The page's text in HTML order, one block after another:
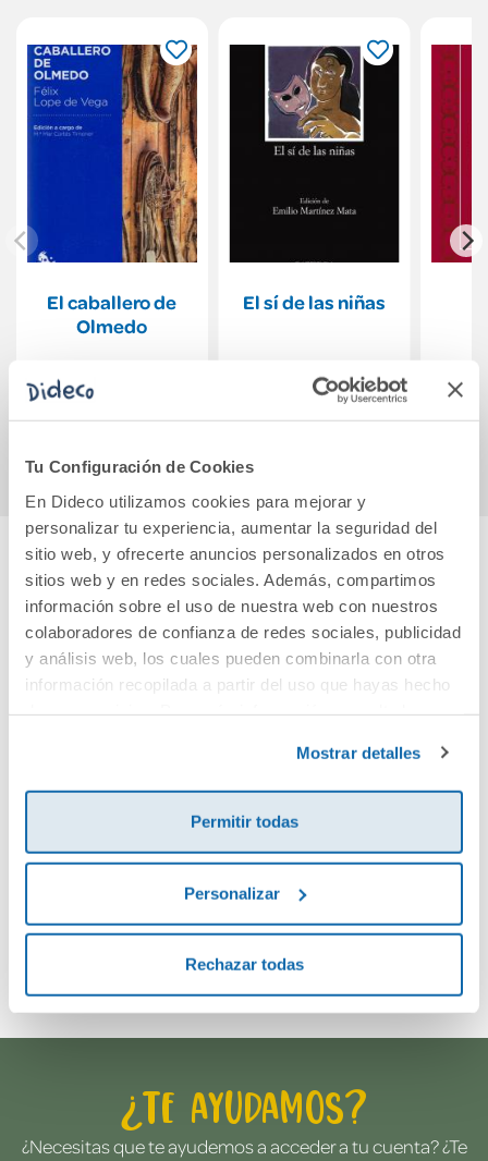
Tu Configuración de Cookies
En Dideco utilizamos cookies para mejorar y
personalizar tu experiencia, aumentar la seguridad del
sitio web, y ofrecerte anuncios personalizados en otros
sitios web y en redes sociales. Además, compartimos
información sobre el uso de nuestra web con nuestros
colaboradores de confianza de redes sociales, publicidad
y análisis web, los cuales pueden combinarla con otra
información recopilada a partir del uso que hayas hecho
Mostrar detalles
Permitir todas
Personalizar
Rechazar todas
El caballero de
Olmedo
9,95€
El sí de las niñas
11,50€
Cuéntanos tu opinión
¡Sé el primero en valorar este producto!
Envía tu opinión
¿Te ayudamos?
¿Necesitas que te ayudemos a acceder a tu cuenta? ¿Te